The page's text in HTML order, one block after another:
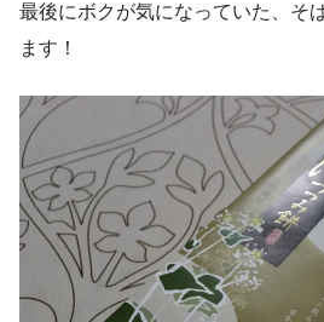
最後にボクが気になっていた、そ
ます！